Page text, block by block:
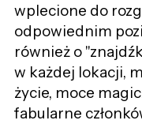
wplecione do
odpowiednim
również o
w każdej lokacji,
życie, moce
fabularne